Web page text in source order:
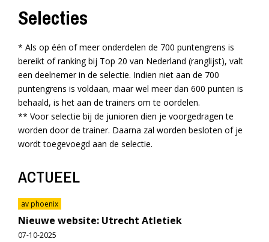
Selecties
* Als op één of meer onderdelen de 700 puntengrens is
bereikt of ranking bij Top 20 van Nederland (ranglijst), valt
een deelnemer in de selectie. Indien niet aan de 700
puntengrens is voldaan, maar wel meer dan 600 punten is
behaald, is het aan de trainers om te oordelen.
** Voor selectie bij de junioren dien je voorgedragen te
worden door de trainer. Daarna zal worden besloten of je
wordt toegevoegd aan de selectie.
ACTUEEL
av phoenix
Nieuwe website: Utrecht Atletiek
07-10-2025